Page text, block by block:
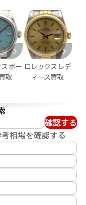
取価格
円
1月9日時点の参考買
ス デイトナ 116528
ボー
取
ロレックス レデ
ィース買取
確認する
相場を確認する